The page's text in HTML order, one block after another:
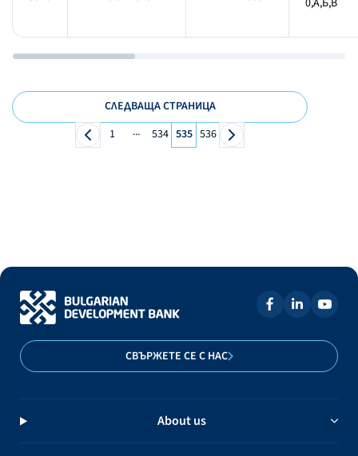
СЛЕДВАЩА СТРАНИЦА
1
... 534 535 536
СВЪРЖЕТЕ СЕ С НАС
About us